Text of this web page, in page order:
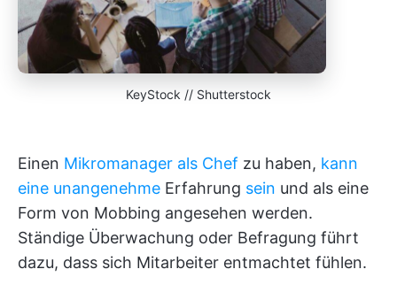
KeyStock // Shutterstock
Einen Mikromanager als Chef zu haben, kann
eine unangenehme Erfahrung sein und als eine
Form von Mobbing angesehen werden.
Ständige Überwachung oder Befragung führt
dazu, dass sich Mitarbeiter entmachtet fühlen.